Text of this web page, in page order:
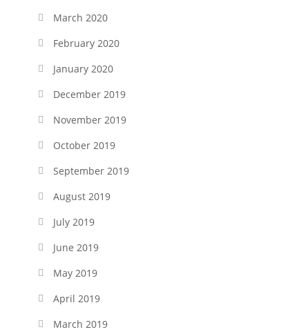
March 2020
February 2020
January 2020
December 2019
November 2019
October 2019
September 2019
August 2019
July 2019
June 2019
May 2019
April 2019
March 2019